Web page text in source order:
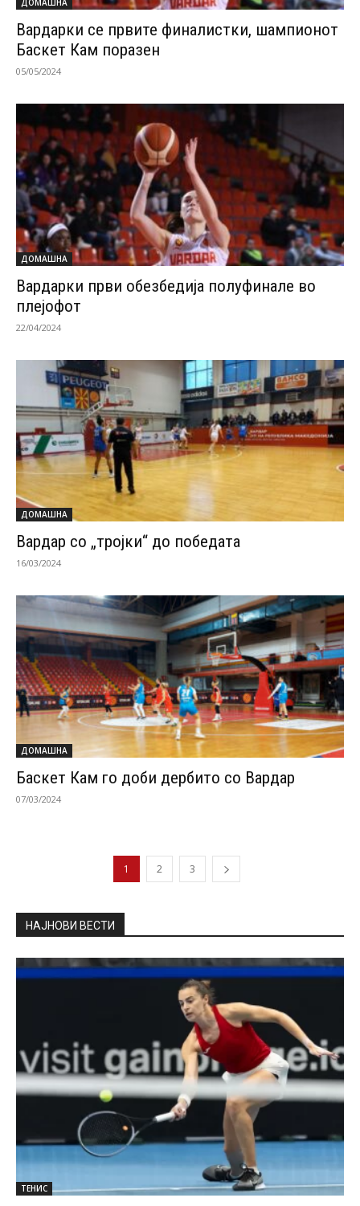
ДОМАШНА
Вардарки се првите финалистки, шампионот
Баскет Кам поразен
05/05/2024
ДОМАШНА
Вардарки први обезбедија полуфинале во
плејофот
22/04/2024
ДОМАШНА
Вардар со „тројки“ до победата
16/03/2024
ДОМАШНА
Баскет Кам го доби дербито со Вардар
07/03/2024
1 2 3
НАЈНОВИ ВЕСТИ
ТЕНИС